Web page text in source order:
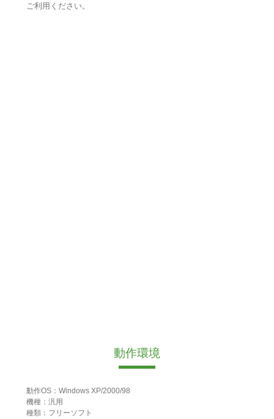
ご利用ください。
動作環境
動作OS：Windows XP/2000/98
機種：汎用
種類：フリーソフト